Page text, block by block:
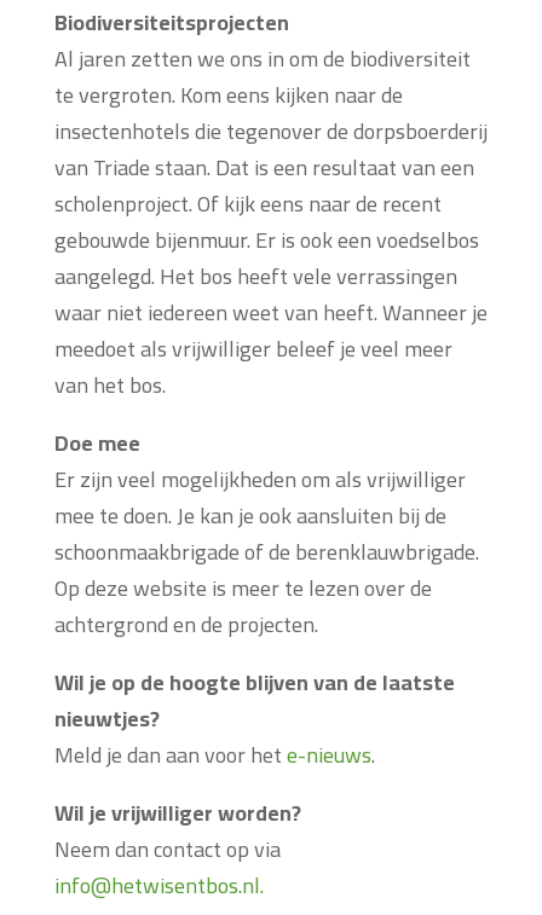
Biodiversiteitsprojecten
Al jaren zetten we ons in om de biodiversiteit
te vergroten. Kom eens kijken naar de
insectenhotels die tegenover de dorpsboerderij
van Triade staan. Dat is een resultaat van een
scholenproject. Of kijk eens naar de recent
gebouwde bijenmuur. Er is ook een voedselbos
aangelegd. Het bos heeft vele verrassingen
waar niet iedereen weet van heeft. Wanneer je
meedoet als vrijwilliger beleef je veel meer
van het bos.
Doe mee
Er zijn veel mogelijkheden om als vrijwilliger
mee te doen. Je kan je ook aansluiten bij de
schoonmaakbrigade of de berenklauwbrigade.
Op deze website is meer te lezen over de
achtergrond en de projecten.
Wil je op de hoogte blijven van de laatste
nieuwtjes?
Meld je dan aan voor hete-nieuws.
Wil je vrijwilliger worden?
Neem dan contact op via
info@hetwisentbos.nl.